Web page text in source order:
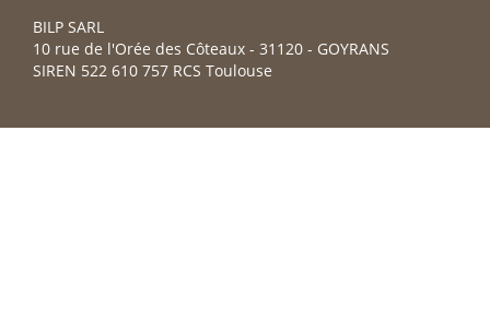
BILP SARL
10 rue de l'Orée des Côteaux - 31120 - GOYRANS
SIREN 522 610 757 RCS Toulouse